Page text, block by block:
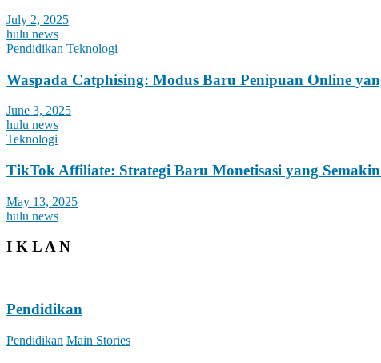
July 2, 2025
hulu news
Pendidikan Teknologi
Waspada Catphising: Modus Baru Penipuan Online
June 3, 2025
hulu news
Teknologi
TikTok Affiliate: Strategi Baru Monetisasi yang
May 13, 2025
hulu news
I K L A N
Pendidikan
Pendidikan Main Stories